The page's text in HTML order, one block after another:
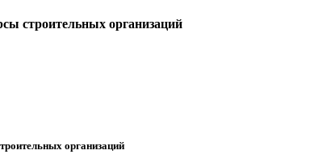
строительных организаций
организаций